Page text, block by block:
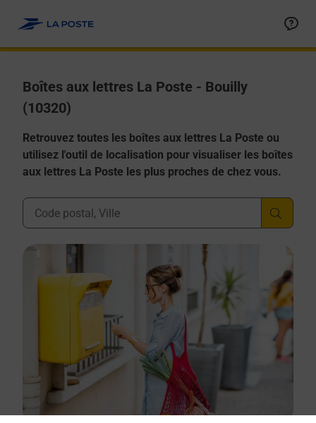
Boîtes aux lettres La Poste - Bouilly
(10320)
Retrouvez toutes les boîtes aux lettres La Poste ou
utilisez l'outil de localisation pour visualiser les boîtes
aux lettres La Poste les plus proches de chez vous.
Ville, Département, Code Postal